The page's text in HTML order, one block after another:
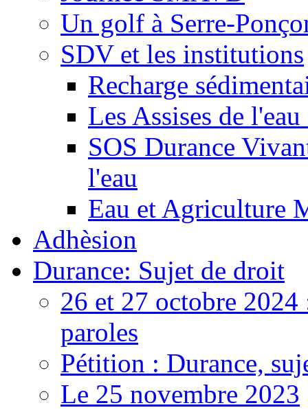
Un golf à Serre-
SDV et les institutions
Recharge
Les Assises de
SOS Durance
l'eau
Eau et Agriculture
Adhèsion
Durance: Sujet de droit
26 et 27 octobre 2024
paroles
Pétition : Durance,
Le 25 novembre 2023